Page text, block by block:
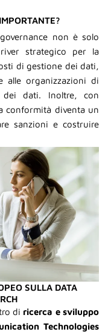
non è solo
strategico per la
di gestione dei dati,
alle organizzazioni di
dati. Inoltre, con
conformità diventa un
sanzioni e costruire
SULLA DATA
di ricerca e sviluppo
Technologies